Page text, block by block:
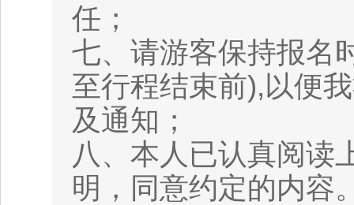
任；
七、请游客保持报名
至行程结束前),以便
及通知；
八、本人已认真阅读
明，同意约定的内